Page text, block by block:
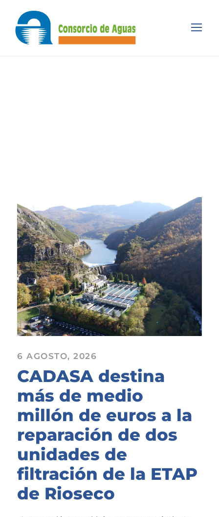
6 AGOSTO, 2026
CADASA destina
más de medio
millón de euros a la
reparación de dos
unidades de
filtración de la ETAP
de Rioseco